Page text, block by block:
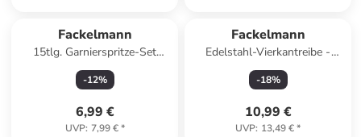
Fackelmann
15tlg. Garnierspritze-Set
"Basic" in Transparent/ Weiß
-12%
6,99 €
UVP: 7,99 €*
Fackelmann
Edelstahl-Vierkantreibe -
(B)10 x (H)24,5 x (T)8 cm
-18%
10,99 €
UVP: 13,49 €*